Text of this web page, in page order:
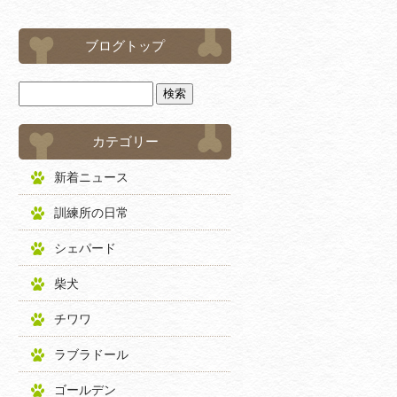
ブログトップ
カテゴリー
新着ニュース
訓練所の日常
シェパード
柴犬
チワワ
ラブラドール
ゴールデン